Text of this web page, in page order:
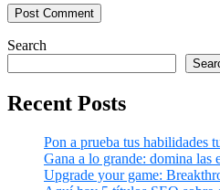
Search
Recent Posts
Pon a prueba tus habilidades
Gana a lo grande: domina las
Upgrade your game: